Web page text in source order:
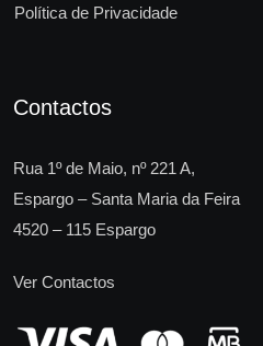
Política de Privacidade
Contactos
Rua 1º de Maio, nº 221 A,
Espargo – Santa Maria da Feira
4520 – 115 Espargo
Ver Contactos